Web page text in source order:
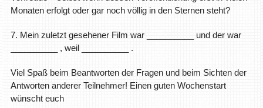
Monaten erfolgt oder gar noch völlig in den Sternen steht?
7. Mein zuletzt gesehener Film war __________ und der war
__________ , weil __________ .
Viel Spaß beim Beantworten der Fragen und beim Sichten der
Antworten anderer Teilnehmer! Einen guten Wochenstart
wünscht euch